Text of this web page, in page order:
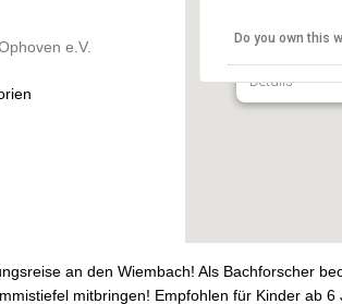
Talstraße 4 -
Details
Do you own this
e.V.
an den Wiembach! Als Bachforscher
mitbringen! Empfohlen für Kinder ab 6